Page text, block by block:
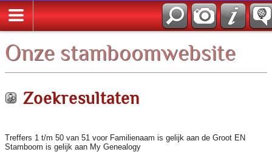
Onze stamboomwebsite
Zoekresultaten
Treffers 1 t/m 50 van 51 voor Familienaam is gelijk aan de Groot EN
Stamboom is gelijk aan My Genealogy